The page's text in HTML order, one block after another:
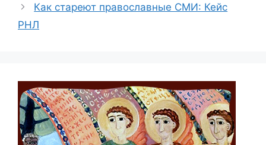
Как стареют православные СМИ: Кейс
РНЛ